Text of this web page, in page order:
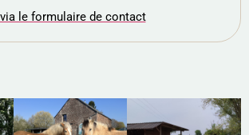
via le formulaire de contact